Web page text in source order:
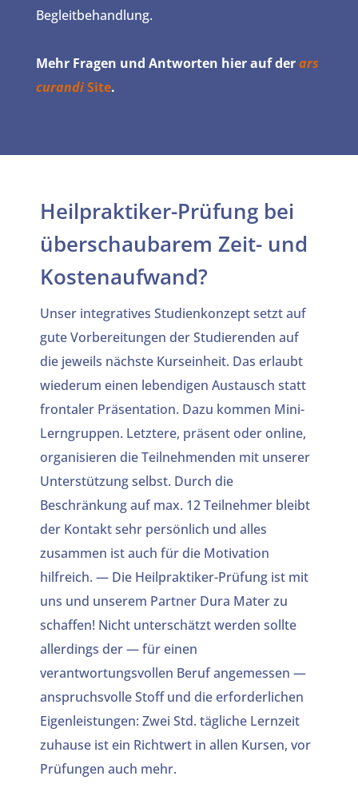
Begleitbehandlung.
Mehr Fragen und Antworten hier auf derars
curandiSite.
Heilpraktiker-Prüfung bei
überschaubarem Zeit- und
Kostenaufwand?
Unser integratives Studienkonzept setzt auf
gute Vorbereitungen der Studierenden auf
die jeweils nächste Kurseinheit. Das erlaubt
wiederum einen lebendigen Austausch statt
frontaler Präsentation. Dazu kommen Mini-
Lerngruppen. Letztere, präsent oder online,
organisieren die Teilnehmenden mit unserer
Unterstützung selbst. Durch die
Beschränkung auf max. 12 Teilnehmer bleibt
der Kontakt sehr persönlich und alles
zusammen ist auch für die Motivation
hilfreich. — Die Heilpraktiker-Prüfung ist mit
uns und unserem Partner Dura Mater zu
schaffen! Nicht unterschätzt werden sollte
allerdings der — für einen
verantwortungsvollen Beruf angemessen —
anspruchsvolle Stoff und die erforderlichen
Eigenleistungen: Zwei Std. tägliche Lernzeit
zuhause ist ein Richtwert in allen Kursen, vor
Prüfungen auch mehr.